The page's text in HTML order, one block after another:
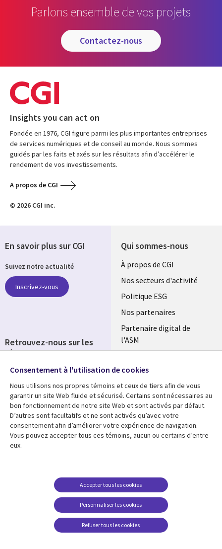
Parlons ensemble de vos projets
contactez-nous
Insights you can act on
Fondée en 1976, CGI figure parmi les plus importantes entreprises
de services numériques et de conseil au monde. Nous sommes
guidés par les faits et axés sur les résultats afin d’accélérer le
rendement de vos investissements.
A propos de CGI
© 2026 CGI inc.
Qui sommes-nous
Useful
links
FRANCE
À propos de CGI
Nos secteurs d'activité
Politique ESG
Nos partenaires
Partenaire digital de
l'ASM
Fusions
Ressources
Library
Links
Articles
Blog
Support
Legal
Accessibilité
conditions juridiques
FAQ Carrières
Centre de gestion des
témoins
En savoir plus sur CGI
Suivez notre actualité
Inscrivez-vous
Retrouvez-nous sur les
réseaux
Social
Media
FRANCE
Consentement à l'utilisation de cookies
Nous utilisons nos propres témoins et ceux de tiers afin de vous
garantir un site Web fluide et sécurisé. Certains sont nécessaires au
bon fonctionnement de notre site Web et sont activés par défaut.
D’autres sont facultatifs et ne sont activés qu’avec votre
consentement afin d’améliorer votre expérience de navigation.
Vous pouvez accepter tous ces témoins, aucun ou certains d’entre
eux.
Personnaliser les cookies
Accepter tous les cookies
Refuser tous les cookies